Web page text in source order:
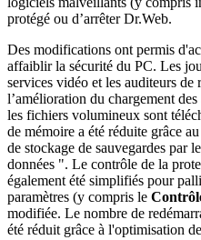
protégé ou d’arrêter Dr.Web.
Des modifications ont permis
affaiblir la sécurité du PC. Les
services vidéo et les auditeurs
l’amélioration du chargement
les fichiers volumineux sont
de mémoire a été réduite grâce
de stockage de sauvegardes par
données ". Le contrôle de la
également été simplifiés pour
paramètres (y compris le
modifiée. Le nombre de
été réduit grâce à l'optimisation